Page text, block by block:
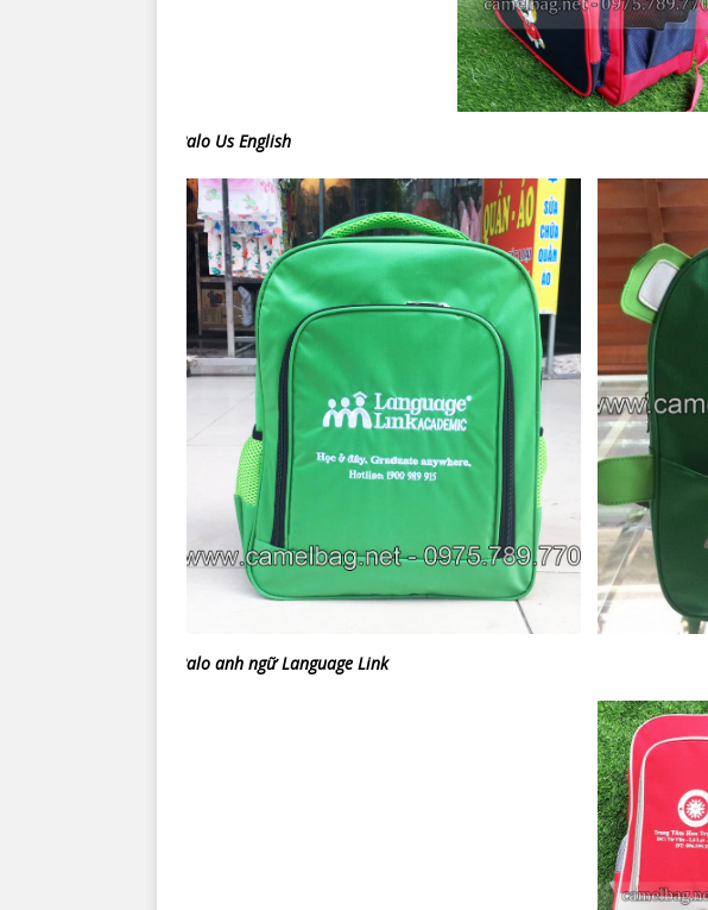
Balo Us English
Balo anh ngữ Language Link